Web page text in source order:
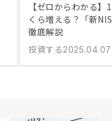
【ゼロからわかる
くら増える？「新
徹底解説
投資する2025.04.07